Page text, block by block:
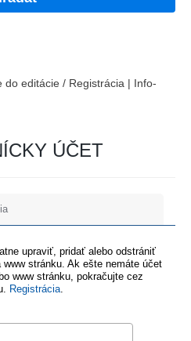
do editácie / Registrácia | Info-
ÚČET
upraviť, pridať alebo odstrániť
stránku. Ak ešte nemáte účet
www stránku, pokračujte cez
Registrácia.